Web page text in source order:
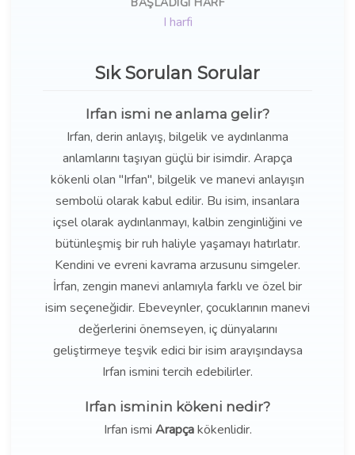
I harfi
Sık Sorulan Sorular
Irfan ismi ne anlama gelir?
Irfan, derin anlayış, bilgelik ve aydınlanma
anlamlarını taşıyan güçlü bir isimdir. Arapça
kökenli olan "Irfan", bilgelik ve manevi anlayışın
sembolü olarak kabul edilir. Bu isim, insanlara
içsel olarak aydınlanmayı, kalbin zenginliğini ve
bütünleşmiş bir ruh haliyle yaşamayı hatırlatır.
Kendini ve evreni kavrama arzusunu simgeler.
İrfan, zengin manevi anlamıyla farklı ve özel bir
isim seçeneğidir. Ebeveynler, çocuklarının manevi
değerlerini önemseyen, iç dünyalarını
geliştirmeye teşvik edici bir isim arayışındaysa
Irfan ismini tercih edebilirler.
Irfan isminin kökeni nedir?
Irfan ismi Arapçakökenlidir.